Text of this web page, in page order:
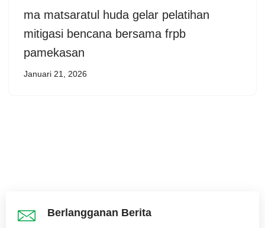
ma matsaratul huda gelar pelatihan
mitigasi bencana bersama frpb
pamekasan
Januari 21, 2026
Berlangganan Berita